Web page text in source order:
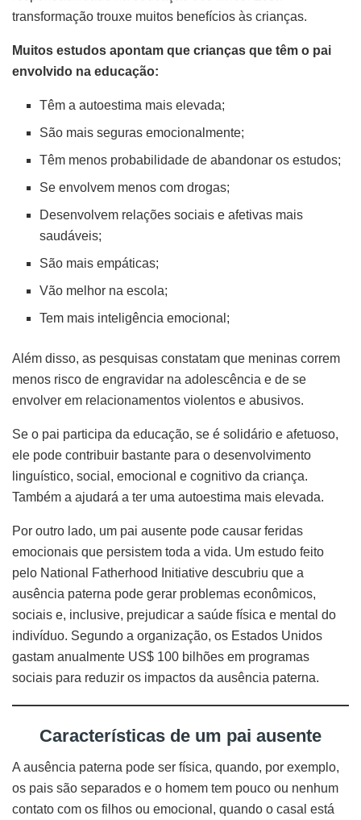
transformação trouxe muitos benefícios às crianças.
Muitos estudos apontam que crianças que têm o pai
envolvido na educação:
Têm a autoestima mais elevada;
São mais seguras emocionalmente;
Têm menos probabilidade de abandonar os estudos;
Se envolvem menos com drogas;
Desenvolvem relações sociais e afetivas mais
saudáveis;
São mais empáticas;
Vão melhor na escola;
Tem mais inteligência emocional;
Além disso, as pesquisas constatam que meninas correm
menos risco de engravidar na adolescência e de se
envolver em relacionamentos violentos e abusivos.
Se o pai participa da educação, se é solidário e afetuoso,
ele pode contribuir bastante para o desenvolvimento
linguístico, social, emocional e cognitivo da criança.
Também a ajudará a ter uma autoestima mais elevada.
Por outro lado, um pai ausente pode causar feridas
emocionais que persistem toda a vida. Um estudo feito
pelo National Fatherhood Initiative descubriu que a
ausência paterna pode gerar problemas econômicos,
sociais e, inclusive, prejudicar a saúde física e mental do
indivíduo. Segundo a organização, os Estados Unidos
gastam anualmente US$ 100 bilhões em programas
sociais para reduzir os impactos da ausência paterna.
Características de um pai ausente
A ausência paterna pode ser física, quando, por exemplo,
os pais são separados e o homem tem pouco ou nenhum
contato com os filhos ou emocional, quando o casal está